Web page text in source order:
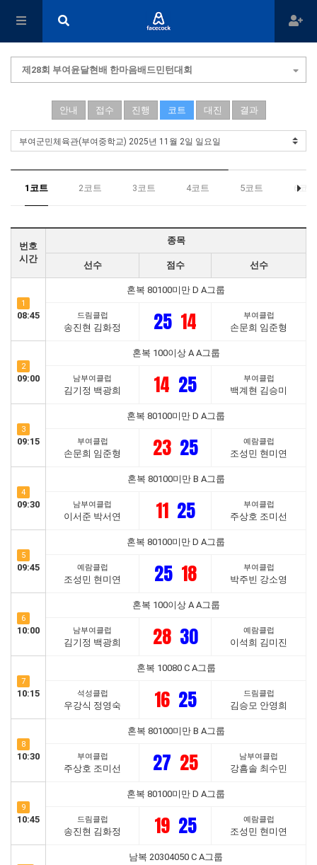
제28회 부여윤달현배 한마음배드민턴대회
안내 접수 진행 코트 대진 결과
1코트 2코트 3코트 4코트 5코트 6코트
번호
시간
종목
선수 점수 선수
1
08:45
혼복 80100미만 D A그룹
드림클럽
송진현 김화정 25 14 부여클럽
손문희 임준형
2
09:00
혼복 100이상 A A그룹
남부여클럽
김기정 백광희 14 25 부여클럽
백계현 김승미
3
09:15
혼복 80100미만 D A그룹
부여클럽
손문희 임준형 23 25 예람클럽
조성민 현미연
4
09:30
혼복 80100미만 B A그룹
남부여클럽
이서준 박서연 11 25 부여클럽
주상호 조미선
5
09:45
혼복 80100미만 D A그룹
예람클럽
조성민 현미연 25 18 부여클럽
박주빈 강소영
6
10:00
혼복 100이상 A A그룹
남부여클럽
김기정 백광희 28 30 예람클럽
이석희 김미진
7
10:15
혼복 10080 C A그룹
석성클럽
우강식 정영숙 16 25 드림클럽
김승모 안영희
8
10:30
혼복 80100미만 B A그룹
부여클럽
주상호 조미선 27 25 남부여클럽
강흠솔 최수민
9
10:45
혼복 80100미만 D A그룹
드림클럽
송진현 김화정 19 25 예람클럽
조성민 현미연
남복 20304050 C A그룹